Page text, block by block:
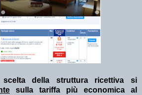
scelta della struttura ricettiva si
sulla tariffa più economica al